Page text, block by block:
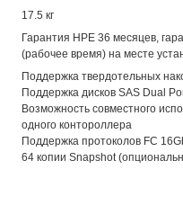
17.5 кг
Гарантия HPE 36 месяцев,
(рабочее время) на месте
Поддержка твердотельных
Поддержка дисков SAS Dual
Возможность совместного
одного контороллера
Поддержка протоколов FC
64 копии Snapshot